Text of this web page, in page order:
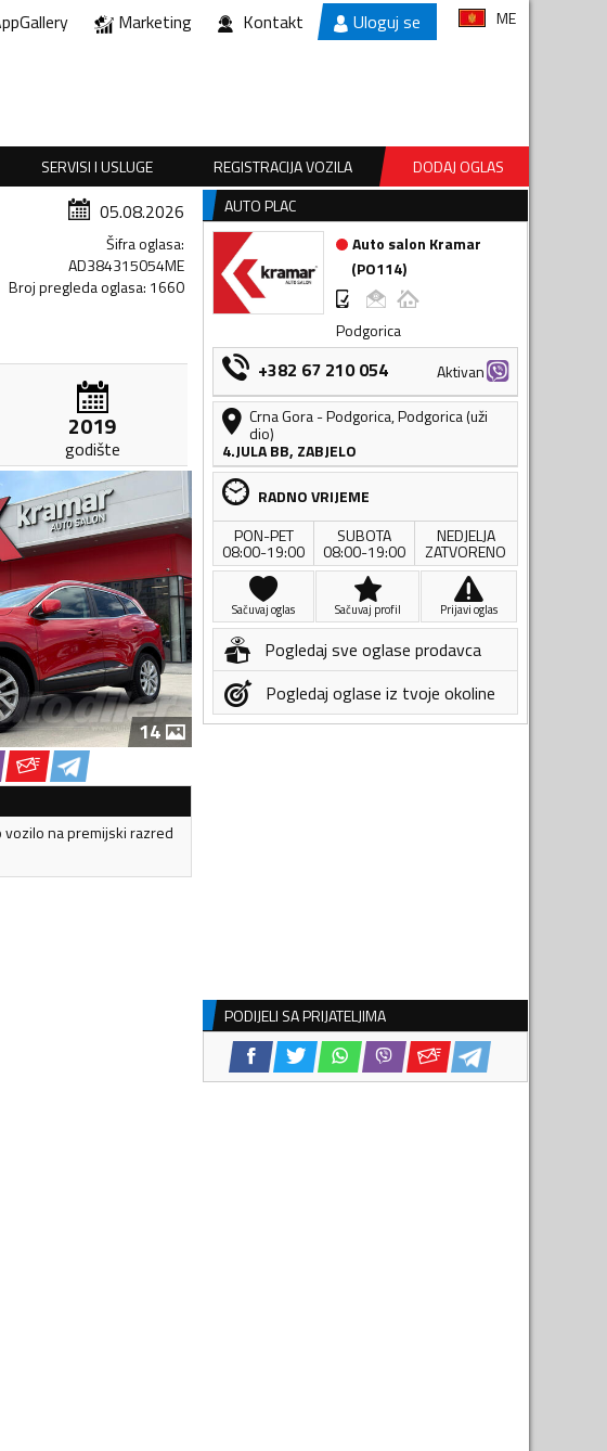
Marketing Kontakt Uloguj se ME
SERVISI I USLUGE REGISTRACIJA VOZILA
DODAJ OGLAS
05.08.2026
Šifra oglasa:
AD384315054ME
Broj pregleda oglasa: 1660
2019
godište
14
vozilo na premijski razred
AUTO PLAC
Auto salon Kramar
(PO114)
Podgorica
+382 67 210 054
Aktivan
Crna Gora-Podgorica,Podgorica (uži
dio)
4.JULA BB, ZABJELO
RADNO VRIJEME
PON-PET
08:00-19:00
SUBOTA
08:00-19:00
NEDJELJA
ZATVORENO
Sačuvaj oglas Sačuvaj profil Prijavi oglas
Pogledaj sve oglase prodavca
Pogledaj oglase iz tvoje okoline
PODIJELI SA PRIJATELJIMA